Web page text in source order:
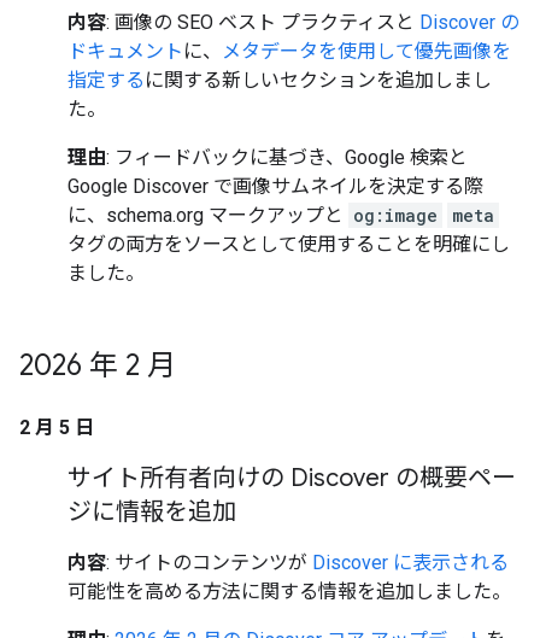
内容: 画像の SEO ベスト プラクティスと Discover の
ドキュメント に、
メタデータを使用して優先画像を
指定する に関する新しいセクションを追加しまし
た。
理由: フィードバックに基づき、Google 検索と
Google Discover で画像サムネイルを決定する際
に、schema.org マークアップと
og:image
meta
タグの両方をソースとして使用することを明確にし
ました。
2026 年 2 月
2 月 5 日
サイト所有者向けの Discover の概要ペー
ジに情報を追加
内容: サイトのコンテンツが Discover に表示される
可能性を高める方法に関する情報を追加しました。